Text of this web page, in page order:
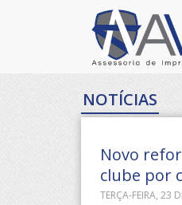
NOTÍCIAS
Novo
clube por
TERÇA-FEIRA, 23